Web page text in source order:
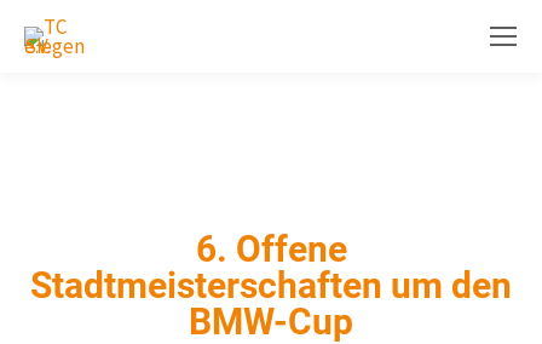
6. Offene
Stadtmeisterschaften um den
BMW-Cup